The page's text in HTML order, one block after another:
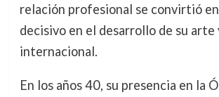
relación profesional se convirtió
decisivo en el desarrollo de su arte
internacional.
En los años 40, su presencia en la